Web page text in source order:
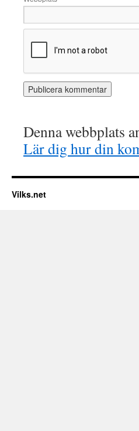
Denna webbplats
Lär dig hur din
Vilks.net